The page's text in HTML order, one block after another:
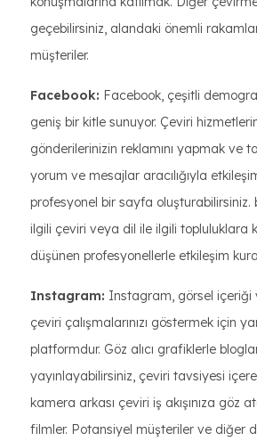
geçebilirsiniz, alandaki önemli
müşteriler.
Facebook: Facebook, çeşitli
geniş bir kitle sunuyor. Çeviri
gönderilerinizin reklamını yapmak ve
yorum ve mesajlar aracılığıyla
profesyonel bir sayfa oluşturabilirsiniz.
ilgili çeviri veya dil ile ilgili topluluklara
düşünen profesyonellerle etkileşim
Instagram: Instagram, görsel içeriği
çeviri çalışmalarınızı göstermek için
platformdur. Göz alıcı grafiklerle
yayınlayabilirsiniz, çeviri tavsiyesi
kamera arkası çeviri iş akışınıza göz
filmler. Potansiyel müşteriler ve diğer